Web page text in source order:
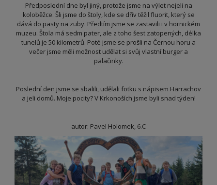
Předposlední dne byl jiný, protože jsme na výlet nejeli na
koloběžce. Šli jsme do štoly, kde se dřív těžil fluorit, který se
dává do pasty na zuby. Předtím jsme se zastavili i v hornickém
muzeu. Štola má sedm pater, ale z toho šest zatopených, délka
tunelů je 50 kilometrů. Poté jsme se prošli na Černou horu a
večer jsme měli možnost udělat si svůj vlastní burger a
palačinky.
Poslední den jsme se sbalili, udělali fotku s nápisem Harrachov
a jeli domů. Moje pocity? V Krkonoších jsme byli snad týden!
autor: Pavel Holomek, 6.C